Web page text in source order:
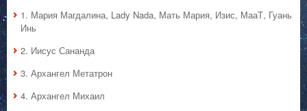
1. Мария Магдалина, Lady Nada, Мать Мария, Изис, МааТ, Гуань
Инь
2. Иисус Сананда
3. Архангел Метатрон
4. Архангел Михаил